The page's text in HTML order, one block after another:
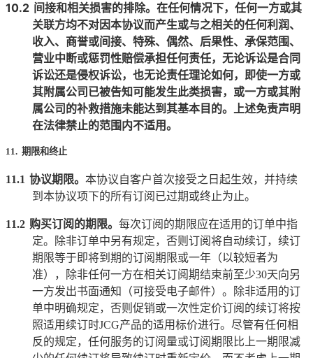
10.2 间接和相关损害的排除。在任何情况下，任何一方或其
关联方均不对因本协议而产生或与之相关的任何利润、
收入、商誉或间接、特殊、偶然、后果性、承保范围、
营业中断或惩罚性赔偿承担任何责任，无论诉讼是合同
诉讼还是侵权诉讼，也无论责任理论如何，即使一方或
其附属公司已被告知可能发生此类损害，或一方或其附
属公司的补救措施未能达到其基本目的。上述免责声明
在法律禁止的范围内不适用。
11. 期限和终止
11.1 协议期限。 本协议自客户首次接受之日起生效，并持续
到本协议项下的所有订阅已过期或终止为止。
11.2 购买订阅的期限。 每次订阅的期限应在适用的订单中指
定。除非订单中另有规定，否则订阅将自动续订，续订
期限等于即将到期的订阅期限或一年（以较短者为
准），除非任何一方在相关订阅期结束前至少30天向另
一方发出书面通知（可接受电子邮件）。除非适用的订
单中明确规定，否则促销或一次性定价订阅的续订将按
照适用续订时JCG产品的适用标价进行。尽管有任何相
反的规定，任何服务的订阅量或订阅期限比上一期限减